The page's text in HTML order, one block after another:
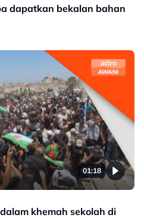
dapatkan bekalan bahan
01:18
khemah sekolah di